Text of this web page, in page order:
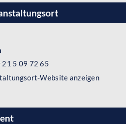
21 5 09 72 65
Website anzeigen